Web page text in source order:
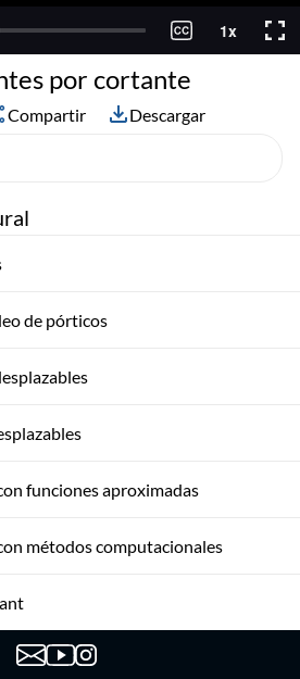
de pórticos
funciones aproximadas
métodos computacionales
abiertas
por cortante
Compartir Descargar